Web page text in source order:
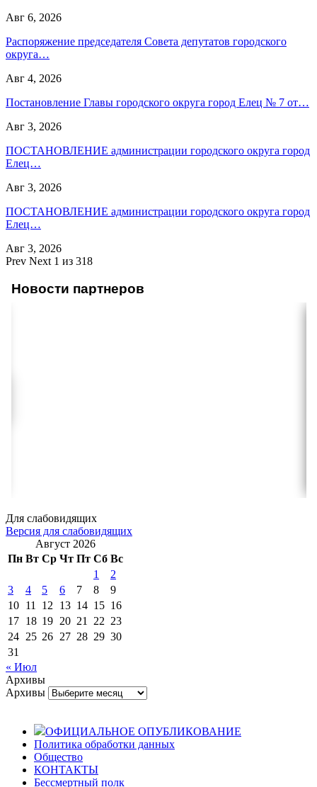
Авг 6, 2026
Распоряжение председателя Совета депутатов городского
округа…
Авг 4, 2026
Постановление Главы городского округа город Елец № 7 от…
Авг 3, 2026
ПОСТАНОВЛЕНИЕ администрации городского округа город
Елец…
Авг 3, 2026
ПОСТАНОВЛЕНИЕ администрации городского округа город
Елец…
Авг 3, 2026
Prev Next 1 из 318
Новости партнеров
Для слабовидящих
Версия для слабовидящих
Август 2026
Пн Вт Ср Чт Пт Сб Вс
1
2
3
4 5 6 7 8
9
10 11 12 13 14 15 16
17 18 19 20 21 22 23
24 25 26 27 28 29 30
31
« Июл
Архивы
Архивы
ОФИЦИАЛЬНОЕ ОПУБЛИКОВАНИЕ
Политика обработки данных
Общество
КОНТАКТЫ
Бессмертный полк